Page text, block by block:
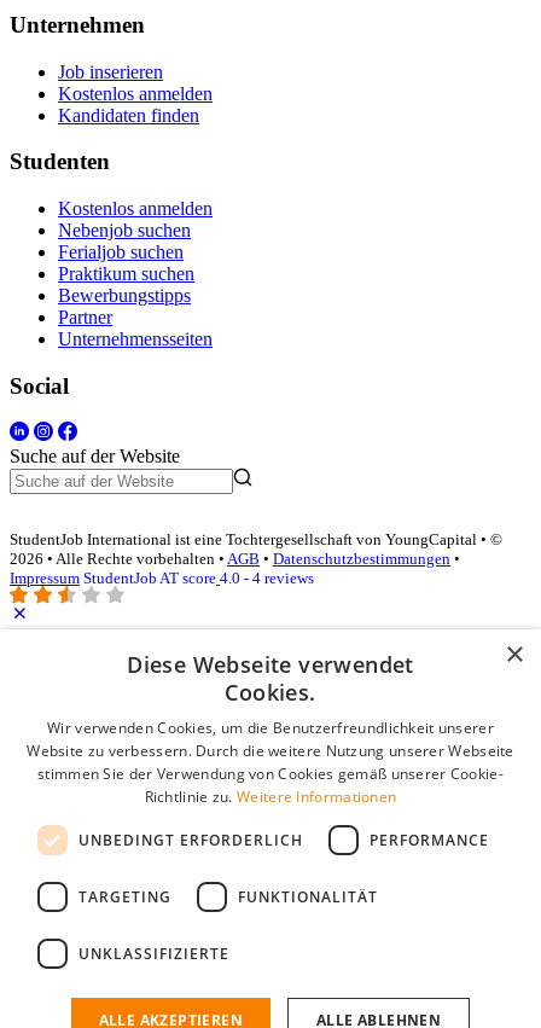
Unternehmen
Job inserieren
Kostenlos anmelden
Kandidaten finden
Studenten
Kostenlos anmelden
Nebenjob suchen
Ferialjob suchen
Praktikum suchen
Bewerbungstipps
Partner
Unternehmensseiten
Social
Suche auf der Website
StudentJob International ist eine Tochtergesellschaft von YoungCapital • ©
2026 • Alle Rechte vorbehalten • AGB • Datenschutzbestimmungen •
Impressum StudentJob AT score 4.0 - 4 reviews
Login für Unternehmen
Passwort
Angemeldet bleiben
Passwort vergessen?
Kostenloses Unternehmensprofil
Wenn Sie sich registriert haben, können Sie ein Unternehmensprofil
passenden Mitarbeiter zu finden.
×
Diese Webseite verwendet
Cookies.
Wir verwenden Cookies, um die Benutzerfreundlichkeit unserer
Website zu verbessern. Durch die weitere Nutzung unserer Webseite
stimmen Sie der Verwendung von Cookies gemäß unserer Cookie-
Richtlinie zu. Weitere Informationen
UNBEDINGT ERFORDERLICH PERFORMANCE
TARGETING FUNKTIONALITÄT
UNKLASSIFIZIERTE
ALLE AKZEPTIEREN ALLE ABLEHNEN